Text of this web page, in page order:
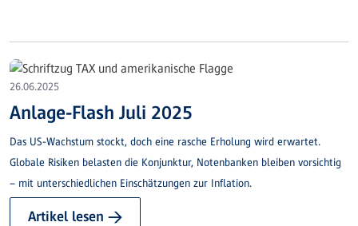
26.06.2025
Anlage-Flash Juli 2025
Das US-Wachstum stockt, doch eine rasche Erholung wird erwartet.
Globale Risiken belasten die Konjunktur, Notenbanken bleiben vorsichtig
– mit unterschiedlichen Einschätzungen zur Inflation.
Artikel lesen →